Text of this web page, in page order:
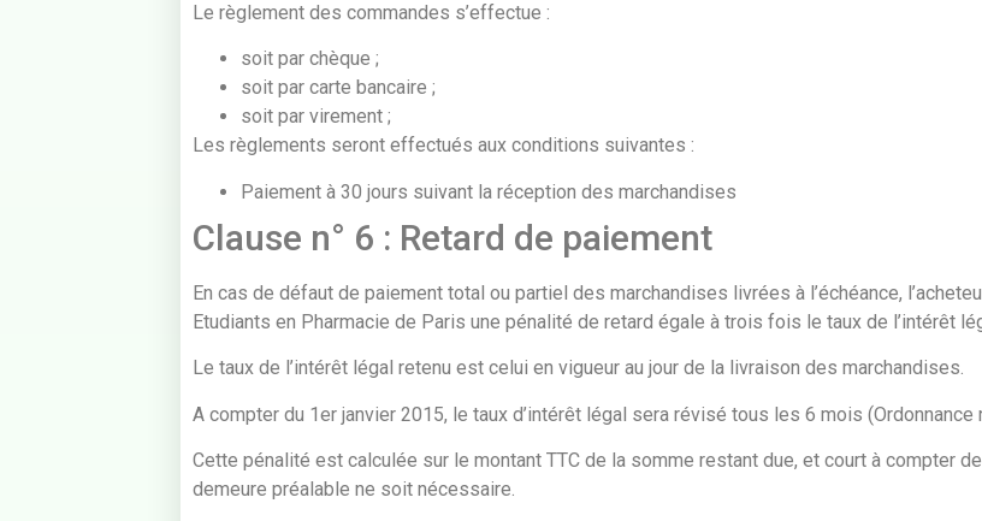
Le règlement des commandes s’effectue :
soit par chèque ;
soit par carte bancaire ;
soit par virement ;
Les règlements seront effectués aux conditions suivantes :
Paiement à 30 jours suivant la réception des marchandises
Clause n° 6 : Retard de paiement
En cas de défaut de paiement total ou partiel des marchandises livrées à l’échéance,
Etudiants en Pharmacie de Paris une pénalité de retard égale à trois fois le taux de l’intérêt
Le taux de l’intérêt légal retenu est celui en vigueur au jour de la livraison des marchandises.
A compter du 1er janvier 2015, le taux d’intérêt légal sera révisé tous les 6 mois (Ordonnance
Cette pénalité est calculée sur le montant TTC de la somme restant due, et court à compter
demeure préalable ne soit nécessaire.